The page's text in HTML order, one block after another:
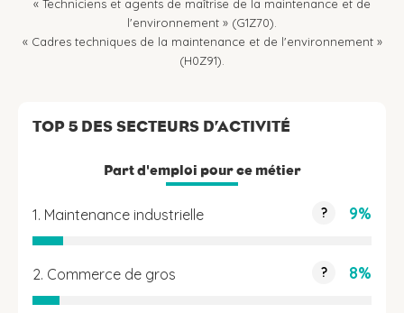
« Techniciens et agents de maîtrise de la maintenance et de
l'environnement » (G1Z70).
« Cadres techniques de la maintenance et de l'environnement »
(H0Z91).
TOP 5 DES SECTEURS D’ACTIVITÉ
Part d'emploi pour ce métier
1. Maintenance industrielle ? 9%
2. Commerce de gros ? 8%